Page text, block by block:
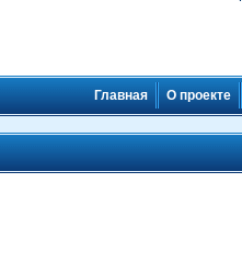
Главная О проекте